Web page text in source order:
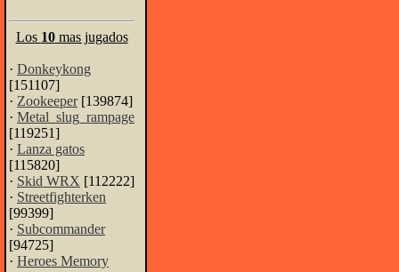
Los 10mas jugados
· Donkeykong
[151107]
· Zookeeper[139874]
· Metal_slug_rampage
[119251]
· Lanza gatos
[115820]
· Skid WRX [112222]
· Streetfighterken
[99399]
· Subcommander
[94725]
· Heroes Memory